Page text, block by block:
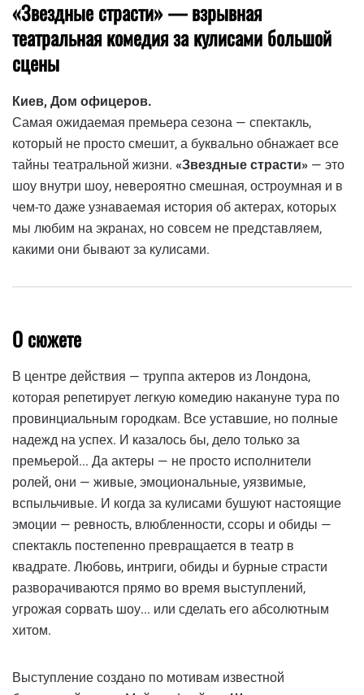
«Звездные страсти» — взрывная
театральная комедия за кулисами большой
сцены
Киев, Дом офицеров.
Самая ожидаемая премьера сезона — спектакль,
который не просто смешит, а буквально обнажает все
тайны театральной жизни. «Звездные страсти» — это
шоу внутри шоу, невероятно смешная, остроумная и в
чем-то даже узнаваемая история об актерах, которых
мы любим на экранах, но совсем не представляем,
какими они бывают за кулисами.
О сюжете
В центре действия — труппа актеров из Лондона,
которая репетирует легкую комедию накануне тура по
провинциальным городкам. Все уставшие, но полные
надежд на успех. И казалось бы, дело только за
премьерой... Да актеры — не просто исполнители
ролей, они — живые, эмоциональные, уязвимые,
вспыльчивые. И когда за кулисами бушуют настоящие
эмоции — ревность, влюбленности, ссоры и обиды —
спектакль постепенно превращается в театр в
квадрате. Любовь, интриги, обиды и бурные страсти
разворачиваются прямо во время выступлений,
угрожая сорвать шоу... или сделать его абсолютным
хитом.
Выступление создано по мотивам известной